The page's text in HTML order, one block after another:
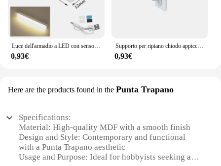
Luce dell'armadio a LED con sensore di movimento ricaricabile USB per la casa corridoio scale armadio cucina camera da letto lampada da notte Wireless a induzione
0,93€
Supporto per ripiano chiodo appiccicoso Clip di supporto per ripiano per armadio autoadesivo supporto per parete divisorio gancio senza perforazione staffa forte
0,93€
Here are the products found in the Punta Trapano
Specifications:
Material: High-quality MDF with a smooth finish
Design and Style: Contemporary and functional
with a Punta Trapano aesthetic
Usage and Purpose: Ideal for hobbyists seeking a